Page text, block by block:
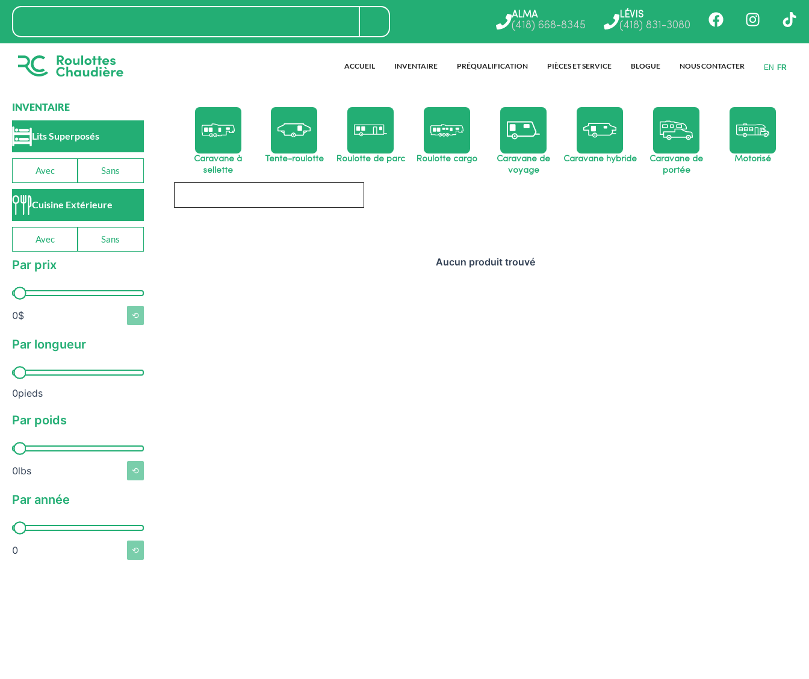
Aller
contenu
Rechercher ALMA
(418) 668-8345
LÉVIS
(418) 831-3080 Facebook
ACCUEIL INVENTAIRE PRÉQUALIFICATION PIÈCES ET SERVICE BLOGUE NOUS CONTACTER EN FR
INVENTAIRE
Lits Superposés
Avec Sans
Cuisine Extérieure
Avec Sans
Par prix
Par prix
0$ ⟲
Par longueur
Par longueur
0pieds
Par poids
Par poids
0lbs ⟲
Par année
Par année
0 ⟲
Caravane à
sellette
Tente-roulotte Roulotte de parc Roulotte cargo
Caravane de
voyage
Caravane hybride
Caravane de
portée
Motorisé
Aucun produit trouvé